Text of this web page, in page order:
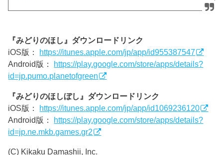
『みどりのほし』ダウンロードリンク
iOS版： https://itunes.apple.com/jp/app/id955387547
Android版： https://play.google.com/store/apps/details?
id=jp.pumo.planetofgreen
『みどりのほしぼし』ダウンロードリンク
iOS版： https://itunes.apple.com/jp/app/id1069236120
Android版： https://play.google.com/store/apps/details?
id=jp.ne.mkb.games.gr2
(C) Kikaku Damashii, Inc.